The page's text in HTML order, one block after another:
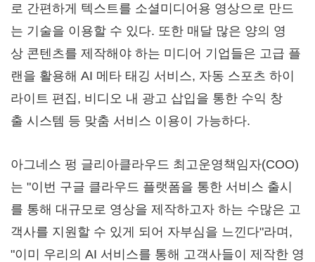
로 간편하게 텍스트를 소셜미디어용 영상으로 만드
는 기술을 이용할 수 있다. 또한 매달 많은 양의 영
상 콘텐츠를 제작해야 하는 미디어 기업들은 고급 플
랜을 활용해 AI 메타 태깅 서비스, 자동 스포츠 하이
라이트 편집, 비디오 내 광고 삽입을 통한 수익 창
출 시스템 등 맞춤 서비스 이용이 가능하다.
아그네스 펑 글리아클라우드 최고운영책임자(COO)
는 "이번 구글 클라우드 플랫폼을 통한 서비스 출시
를 통해 대규모로 영상을 제작하고자 하는 수많은 고
객사를 지원할 수 있게 되어 자부심을 느낀다"라며,
"이미 우리의 AI 서비스를 통해 고객사들이 제작한 영